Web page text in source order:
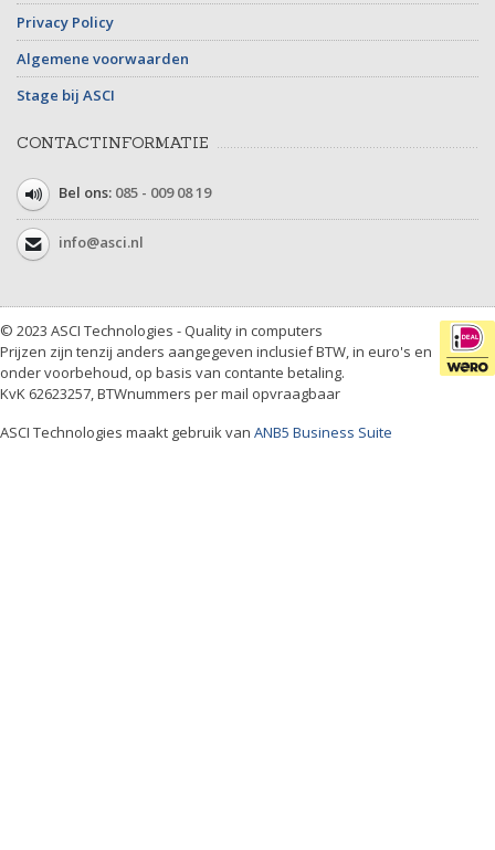
Privacy Policy
Algemene voorwaarden
Stage bij ASCI
CONTACTINFORMATIE
Bel ons: 085 - 009 08 19
info@asci.nl
© 2023 ASCI Technologies - Quality in computers
Prijzen zijn tenzij anders aangegeven inclusief BTW, in euro's en
onder voorbehoud, op basis van contante betaling.
KvK 62623257, BTWnummers per mail opvraagbaar
ASCI Technologies maakt gebruik van ANB5 Business Suite